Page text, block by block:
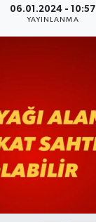
06.01.2024 - 10:57
YAYINLANMA